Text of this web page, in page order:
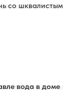
со шквалистым
вода в доме